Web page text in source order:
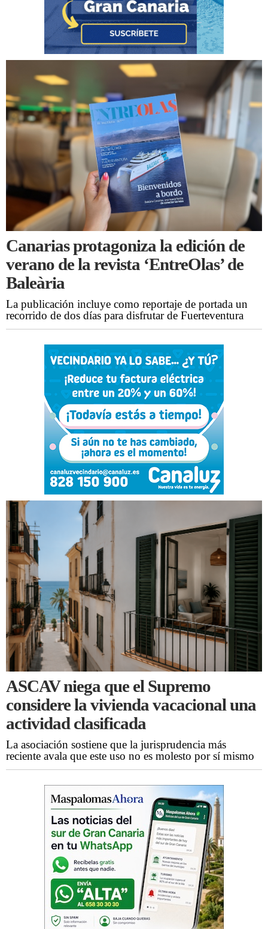
Canarias protagoniza la edición de
verano de la revista ‘EntreOlas’ de
Baleària
La publicación incluye como reportaje de portada un
recorrido de dos días para disfrutar de Fuerteventura
ASCAV niega que el Supremo
considere la vivienda vacacional una
actividad clasificada
La asociación sostiene que la jurisprudencia más
reciente avala que este uso no es molesto por sí mismo